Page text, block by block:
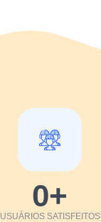
USUÁRIOS SATISFEITOS
0+